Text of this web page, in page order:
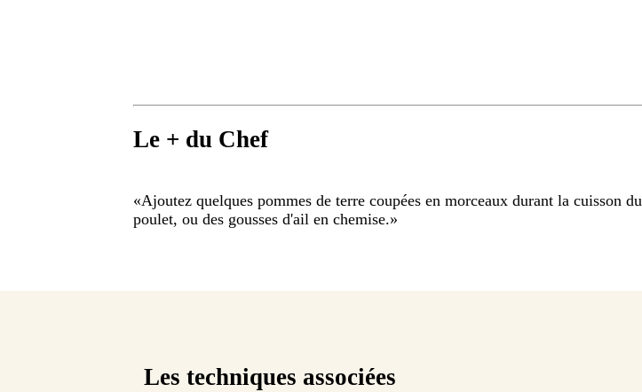
Le + du Chef
«Ajoutez quelques pommes de terre coupées en morceaux durant la cuisson du
poulet, ou des gousses d'ail en chemise.»
Les techniques associées